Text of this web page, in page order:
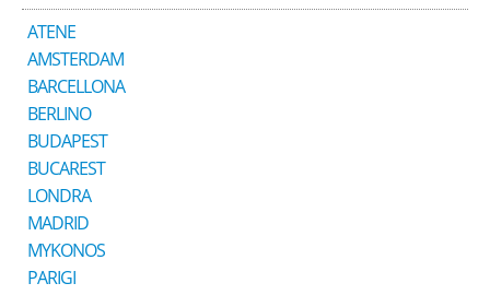
ATENE
AMSTERDAM
BARCELLONA
BERLINO
BUDAPEST
BUCAREST
LONDRA
MADRID
MYKONOS
PARIGI